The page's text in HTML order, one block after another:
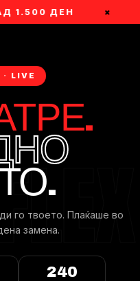
1.500 ДЕН ×
LIVE
го твоето. Плаќаше во
замена.
240